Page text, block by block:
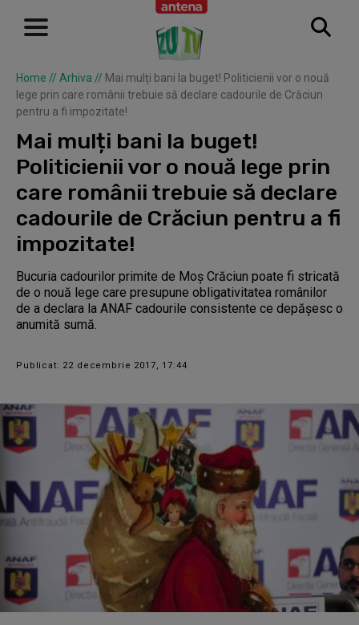
Home // Arhiva // Mai mulți bani la buget! Politicienii vor o nouă
lege prin care românii trebuie să declare cadourile de Crăciun
pentru a fi impozitate!
Mai mulți bani la buget!
Politicienii vor o nouă lege prin
care românii trebuie să declare
cadourile de Crăciun pentru a fi
impozitate!
Bucuria cadourilor primite de Moș Crăciun poate fi stricată
de o nouă lege care presupune obligativitatea românilor
de a declara la ANAF cadourile consistente ce depășesc o
anumită sumă.
Publicat: 22 decembrie 2017, 17:44